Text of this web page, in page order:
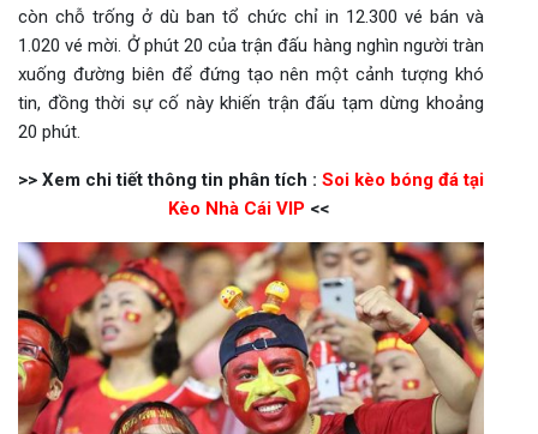
còn chỗ trống ở dù ban tổ chức chỉ in 12.300 vé bán và
1.020 vé mời. Ở phút 20 của trận đấu hàng nghìn người tràn
xuống đường biên để đứng tạo nên một cảnh tượng khó
tin, đồng thời sự cố này khiến trận đấu tạm dừng khoảng
20 phút.
>> Xem chi tiết thông tin phân tích : Soi kèo bóng đá tại
Kèo Nhà Cái VIP <<